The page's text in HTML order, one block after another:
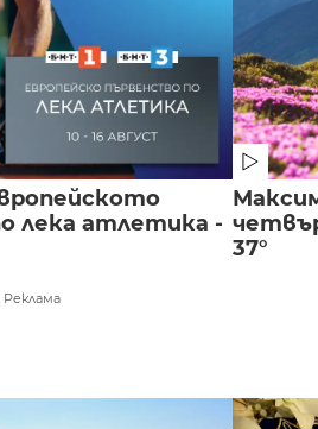
лека атлетика -
37°
Реклама